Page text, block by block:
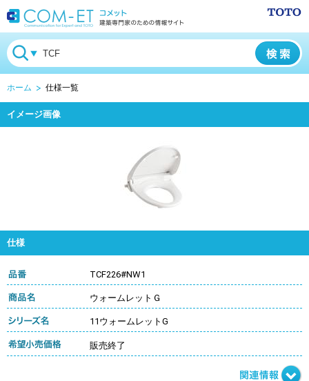
ホーム 仕様一覧
イメージ画像
仕様
TCF226#NW1
ウォームレットＧ
11ウォームレットG
販売終了